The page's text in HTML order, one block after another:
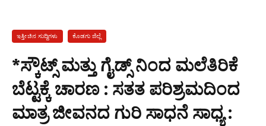
ಇತ್ತೀಚಿನ ಸುದ್ದಿಗಳು ಕೊಡಗು ಜಿಲ್ಲೆ
*ಸ್ಕೌಟ್ಸ್ ಮತ್ತು ಗೈಡ್ಸ್ ನಿಂದ ಮಲೆತಿರಿಕೆ
ಬೆಟ್ಟಕ್ಕೆ ಚಾರಣ : ಸತತ ಪರಿಶ್ರಮದಿಂದ
ಮಾತ್ರ ಜೀವನದ ಗುರಿ ಸಾಧನೆ ಸಾಧ್ಯ :